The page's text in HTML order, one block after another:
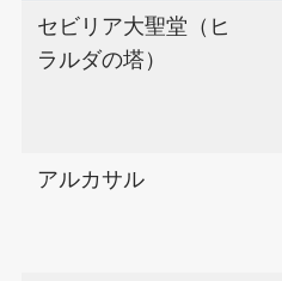
セビリア大聖堂（ヒ
ラルダの塔）
アルカサル